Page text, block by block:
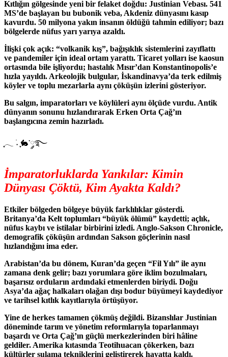
Kıtlığın gölgesinde yeni bir felaket doğdu: Justinian Vebası. 541
MS’de başlayan bu bubonik veba, Akdeniz dünyasını kasıp
kavurdu. 50 milyona yakın insanın öldüğü tahmin ediliyor; bazı
bölgelerde nüfus yarı yarıya azaldı.
İlişki çok açık: “volkanik kış”, bağışıklık sistemlerini zayıflattı
ve pandemiler için ideal ortam yarattı. Ticaret yolları ise kaosun
ortasında bile işliyordu; hastalık Mısır’dan Konstantinopolis’e
hızla yayıldı. Arkeolojik bulgular, İskandinavya’da terk edilmiş
köyler ve toplu mezarlarla aynı çöküşün izlerini gösteriyor.
Bu salgın, imparatorları ve köylüleri aynı ölçüde vurdu. Antik
dünyanın sonunu hızlandırarak Erken Orta Çağ’ın
başlangıcına zemin hazırladı.
ִֶָ𓂃 ࣪˖ ִֶָ🐇་༘࿐
İmparatorluklarda Yankılar: Kimin
Dünyası Çöktü, Kim Ayakta Kaldı?
Etkiler bölgeden bölgeye büyük farklılıklar gösterdi.
Britanya’da Kelt toplumları “büyük ölümü” kaydetti; açlık,
nüfus kaybı ve istilalar birbirini izledi. Anglo-Sakson Chronicle,
demografik çöküşün ardından Sakson göçlerinin nasıl
hızlandığını ima eder.
Arabistan’da bu dönem, Kuran’da geçen “Fil Yılı” ile aynı
zamana denk gelir; bazı yorumlara göre iklim bozulmaları,
başarısız orduların ardındaki etmenlerden biriydi. Doğu
Asya’da ağaç halkaları olağan dışı bodur büyümeyi kaydediyor
ve tarihsel kıtlık kayıtlarıyla örtüşüyor.
Yine de herkes tamamen çökmüş değildi. Bizanslılar Justinian
döneminde tarım ve yönetim reformlarıyla toparlanmayı
başardı ve Orta Çağ’ın güçlü merkezlerinden biri hâline
geldiler. Amerika kıtasında Teotihuacan çökerken, bazı
kültürler sulama tekniklerini geliştirerek hayatta kaldı.